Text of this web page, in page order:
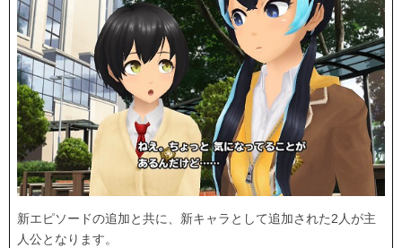
新エピソードの追加と共に、新キャラとして追加された2人が主
人公となります。